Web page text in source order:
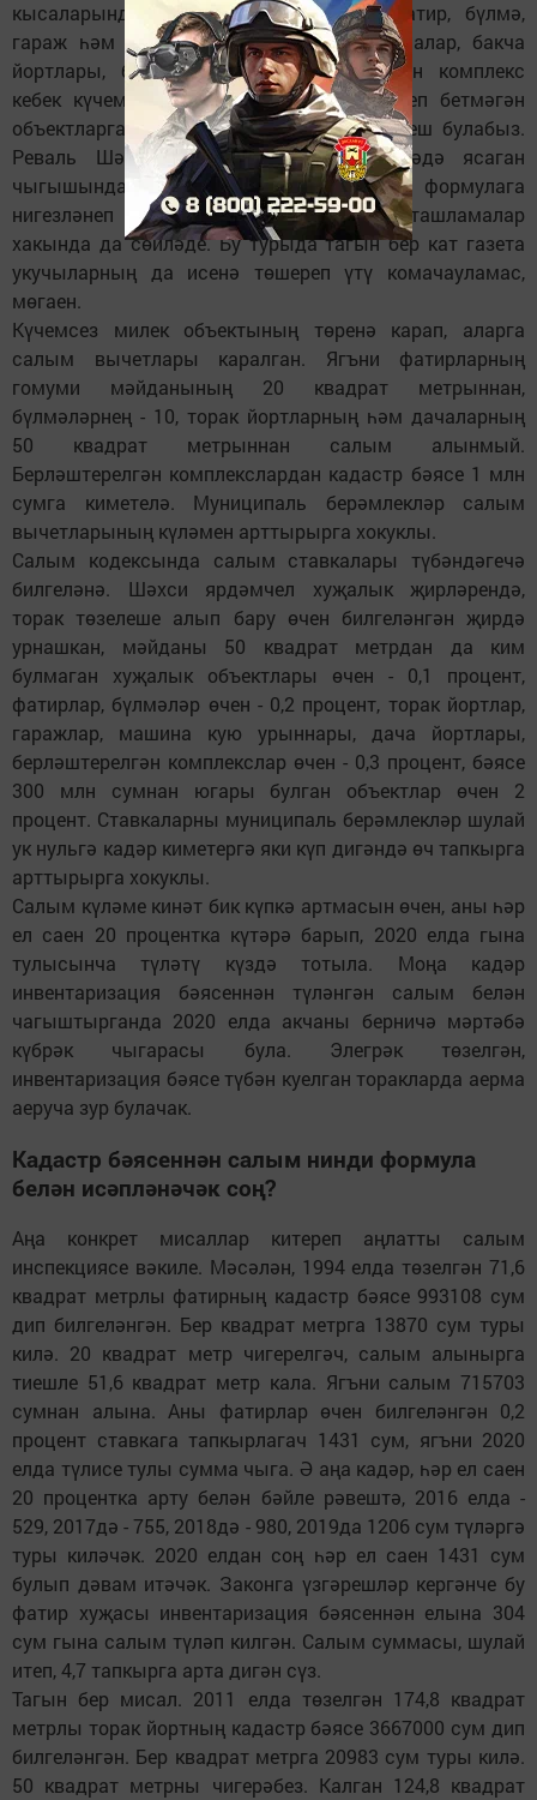
кысаларында без хәзер торак йорт, фатир, бүлмә,
гараж һәм машина кую урыннары, мунчалар, бакча
йортлары, берничә бинаны берләштергән комплекс
кебек күчемсез милекләргә өстәп, төзелеп бетмәгән
объектларга да салым түли башларга тиеш булабыз.
Реваль Шәмсетдинов атналык киңәшмәдә ясаган
чыгышында милек салымының нинди формулага
нигезләнеп исәпләнәчәге, ставкалар, ташламалар
хакында да сөйләде. Бу турыда тагын бер кат газета
укучыларның да исенә төшереп үтү комачауламас,
мөгаен.
Күчемсез милек объектының төренә карап, аларга
салым вычетлары каралган. Ягъни фатирларның
гомуми мәйданының 20 квадрат метрыннан,
бүлмәләрнең - 10, торак йортларның һәм дачаларның
50 квадрат метрыннан салым алынмый.
Берләштерелгән комплекслардан кадастр бәясе 1 млн
сумга киметелә. Муниципаль берәмлекләр салым
вычетларының күләмен арттырырга хокуклы.
Салым кодексында салым ставкалары түбәндәгечә
билгеләнә. Шәхси ярдәмчел хуҗалык җирләрендә,
торак төзелеше алып бару өчен билгеләнгән җирдә
урнашкан, мәйданы 50 квадрат метрдан да ким
булмаган хуҗалык объектлары өчен - 0,1 процент,
фатирлар, бүлмәләр өчен - 0,2 процент, торак йортлар,
гаражлар, машина кую урыннары, дача йортлары,
берләштерелгән комплекслар өчен - 0,3 процент, бәясе
300 млн сумнан югары булган объектлар өчен 2
процент. Ставкаларны муниципаль берәмлекләр шулай
ук нульгә кадәр киметергә яки күп дигәндә өч тапкырга
арттырырга хокуклы.
Салым күләме кинәт бик күпкә артмасын өчен, аны һәр
ел саен 20 процентка күтәрә барып, 2020 елда гына
тулысынча түләтү күздә тотыла. Моңа кадәр
инвентаризация бәясеннән түләнгән салым белән
чагыштырганда 2020 елда акчаны берничә мәртәбә
күбрәк чыгарасы була. Элегрәк төзелгән,
инвентаризация бәясе түбән куелган торакларда аерма
аеруча зур булачак.
Кадастр бәясеннән салым нинди формула
белән исәпләнәчәк соң?
Аңа конкрет мисаллар китереп аңлатты салым
инспекциясе вәкиле. Мәсәлән, 1994 елда төзелгән 71,6
квадрат метрлы фатирның кадастр бәясе 993108 сум
дип билгеләнгән. Бер квадрат метрга 13870 сум туры
килә. 20 квадрат метр чигерелгәч, салым алынырга
тиешле 51,6 квадрат метр кала. Ягъни салым 715703
сумнан алына. Аны фатирлар өчен билгеләнгән 0,2
процент ставкага тапкырлагач 1431 сум, ягъни 2020
елда түлисе тулы сумма чыга. Ә аңа кадәр, һәр ел саен
20 процентка арту белән бәйле рәвештә, 2016 елда -
529, 2017дә - 755, 2018дә - 980, 2019да 1206 сум түләргә
туры киләчәк. 2020 елдан соң һәр ел саен 1431 сум
булып дәвам итәчәк. Законга үзгәрешләр кергәнче бу
фатир хуҗасы инвентаризация бәясеннән елына 304
сум гына салым түләп килгән. Салым суммасы, шулай
итеп, 4,7 тапкырга арта дигән сүз.
Тагын бер мисал. 2011 елда төзелгән 174,8 квадрат
метрлы торак йортның кадастр бәясе 3667000 сум дип
билгеләнгән. Бер квадрат метрга 20983 сум туры килә.
50 квадрат метрны чигерәбез. Калган 124,8 квадрат